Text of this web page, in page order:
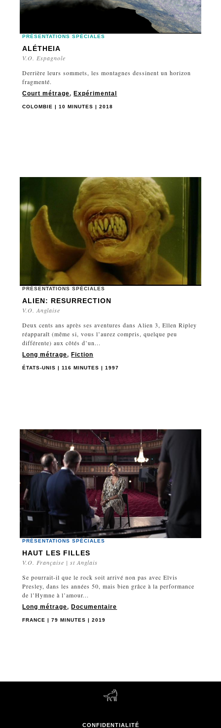
PRÉSENTATIONS SPÉCIALES
ALÉTHEIA
V.O. Espagnole
Derrière leurs sommets, les montagnes dessinent un horizon
fragmenté.
Court métrage,Expérimental
COLOMBIE | 10 MINUTES | 2018
PRÉSENTATIONS SPÉCIALES
ALIEN: RESURRECTION
V.O. Anglaise
Deux cents ans après ses aventures dans Alien 3, Ellen Ripley
réapparaît (même si, vous l’aurez compris, quelque peu
différente) aux côtés d’un...
Long métrage,Fiction
ÉTATS-UNIS | 116 MINUTES | 1997
PRÉSENTATIONS SPÉCIALES
HAUT LES FILLES
V.O. Française | st Anglais
Se pourrait-il que le rock soit arrivé non pas avec Elvis
Presley, dans les années 50, mais bien grâce à la performance
de l’Hymne à l’amour...
Long métrage,Documentaire
FRANCE | 79 MINUTES | 2019
CONFIDENTIALITÉ